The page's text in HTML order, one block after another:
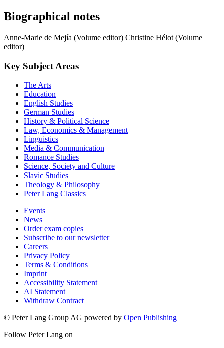
Biographical notes
Anne-Marie de Mejía (Volume editor) Christine Hélot (Volume
editor)
Key Subject Areas
The Arts
Education
English Studies
German Studies
History & Political Science
Law, Economics & Management
Linguistics
Media & Communication
Romance Studies
Science, Society and Culture
Slavic Studies
Theology & Philosophy
Peter Lang Classics
Events
News
Order exam copies
Subscribe to our newsletter
Careers
Privacy Policy
Terms & Conditions
Imprint
Accessibility Statement
AI Statement
Withdraw Contract
© Peter Lang Group AG powered by Open Publishing
Follow Peter Lang on